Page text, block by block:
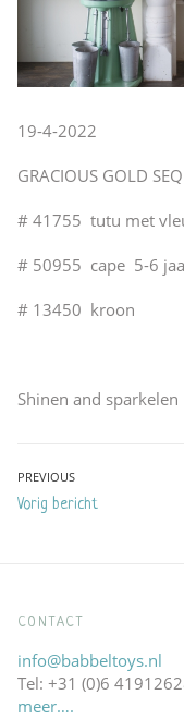
19-4-2022
GRACIOUS GOLD
# 41755 tutu met
# 50955 cape 5-6
# 13450 kroon
Shinen and sparkelen
Bericht
navigatie
PREVIOUS
Previous
Vorig bericht
CONTACT
info@babbeltoys.nl
Tel: +31 (0)6
meer….